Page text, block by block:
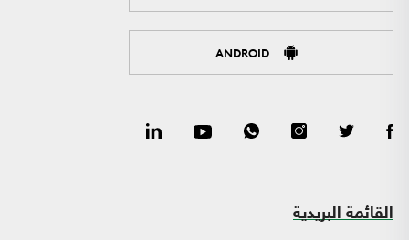
ANDROID
القائمة البريدية